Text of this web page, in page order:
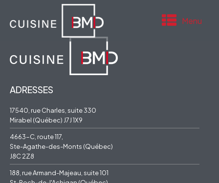
Menu
ADRESSES
17540, rue Charles, suite 330
Mirabel (Québec) J7J 1X9
4663-C, route 117,
Ste-Agathe-des-Monts (Québec)
J8C 2Z8
188, rue Armand-Majeau, suite 101